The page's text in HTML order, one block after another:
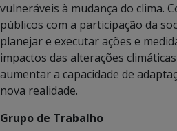
vulneráveis à mudança do clima.
públicos com a participação da
planejar e executar ações e
impactos das alterações
aumentar a capacidade de
nova realidade.
Grupo de Trabalho